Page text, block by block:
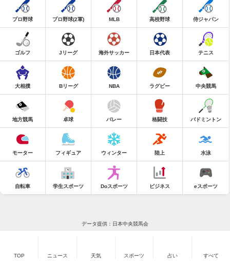
プロ野球 プロ野球(2軍) MLB 高校野球 侍ジャパン
ゴルフ Jリーグ 海外サッカー 日本代表 テニス
大相撲 Bリーグ NBA ラグビー 中央競馬
地方競馬 卓球 バレー 格闘技 バドミントン
モーター フィギュア ウィンター 陸上 水泳
自転車 学生スポーツ Doスポーツ ビジネス eスポーツ
データ提供：日本中央競馬会
TOP ニュース 天気 スポーツ 占い すべて